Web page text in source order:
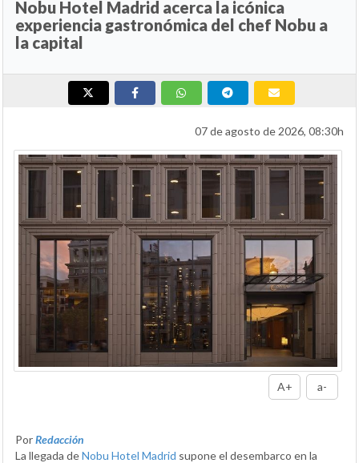
Nobu Hotel Madrid acerca la icónica
experiencia gastronómica del chef Nobu a
la capital
07 de agosto de 2026, 08:30h
A+ a-
PorRedacción
La llegada deNobu Hotel Madrid supone el desembarco en la